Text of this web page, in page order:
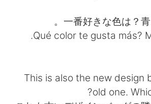
一番好きな色は？青
Qué color te gusta más?
This is also the new design
old one.